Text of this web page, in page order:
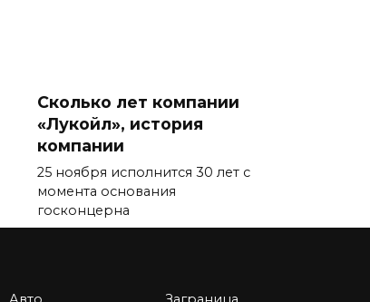
Сколько лет компании
«Лукойл», история
компании
25 ноября исполнится 30 лет с
момента основания
госконцерна